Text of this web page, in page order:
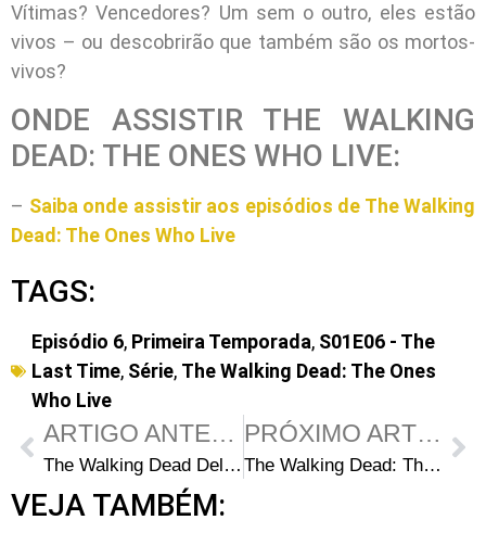
Vítimas? Vencedores? Um sem o outro, eles estão
vivos – ou descobrirão que também são os mortos-
vivos?
ONDE ASSISTIR THE WALKING
DEAD: THE ONES WHO LIVE:
– Saiba onde assistir aos episódios de The Walking
Dead: The Ones Who Live
TAGS:
Episódio 6, Primeira Temporada, S01E06 - The
Last Time, Série, The Walking Dead: The Ones
Who Live
ARTIGO ANTERIOR
The Walking Dead Deluxe 91: Capas e data de lançamento
PRÓXIMO ARTIGO
The Walking Dead: The Ones Who Live S01E04: 5 coisas que você pode ter perdido em “What We”
VEJA TAMBÉM: